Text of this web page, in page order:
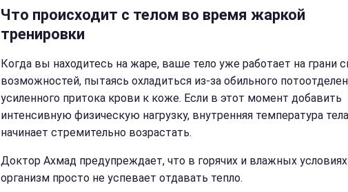
Что происходит с телом во время жаркой
тренировки
Когда вы находитесь на жаре, ваше тело уже работает на грани
возможностей, пытаясь охладиться из-за обильного
усиленного притока крови к коже. Если в этот момент добавить
интенсивную физическую нагрузку, внутренняя температура
начинает стремительно возрастать.
Доктор Ахмад предупреждает, что в горячих и влажных условиях
организм просто не успевает отдавать тепло.